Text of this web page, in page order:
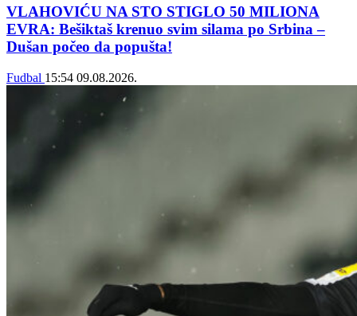
VLAHOVIĆU NA STO STIGLO 50 MILIONA
EVRA: Bešiktaš krenuo svim silama po Srbina –
Dušan počeo da popušta!
Fudbal 15:54 09.08.2026.